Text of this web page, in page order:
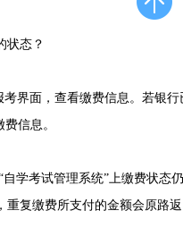
态？
面，查看缴费信息。若银行
信息。
考试管理系统”上缴费状态
重复缴费所支付的金额会原路